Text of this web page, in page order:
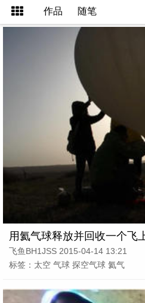
作品 随笔
用氦气球释放并回收一个飞
飞鱼BH1JSS 2015-04-14 13:21
标签：太空 气球 探空气球 氦气